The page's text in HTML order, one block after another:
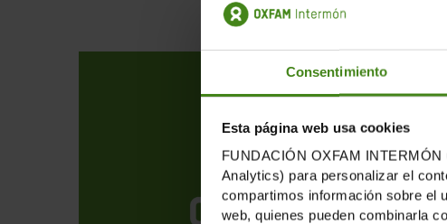
Consentimiento
Esta página web usa cookies
FUNDACIÓN OXFAM
Analytics) para personalizar el
compartimos información sobre el
web, quienes pueden combinarla